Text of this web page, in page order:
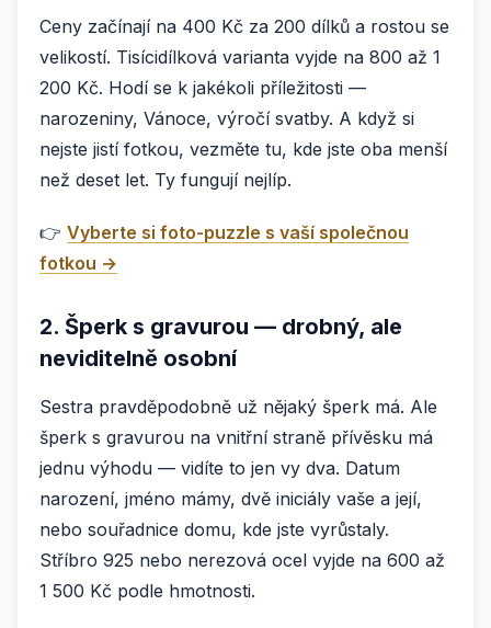
Ceny začínají na 400 Kč za 200 dílků a rostou se
velikostí. Tisícidílková varianta vyjde na 800 až 1
200 Kč. Hodí se k jakékoli příležitosti —
narozeniny, Vánoce, výročí svatby. A když si
nejste jistí fotkou, vezměte tu, kde jste oba menší
než deset let. Ty fungují nejlíp.
👉 Vyberte si foto-puzzle s vaší společnou
fotkou →
2. Šperk s gravurou — drobný, ale
neviditelně osobní
Sestra pravděpodobně už nějaký šperk má. Ale
šperk s gravurou na vnitřní straně přívěsku má
jednu výhodu — vidíte to jen vy dva. Datum
narození, jméno mámy, dvě iniciály vaše a její,
nebo souřadnice domu, kde jste vyrůstaly.
Stříbro 925 nebo nerezová ocel vyjde na 600 až
1 500 Kč podle hmotnosti.